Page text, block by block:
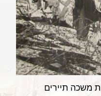
משכה תיירים